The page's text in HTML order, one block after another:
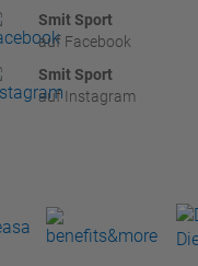
Smit Sport
auf Facebook
Smit Sport
auf Instagram